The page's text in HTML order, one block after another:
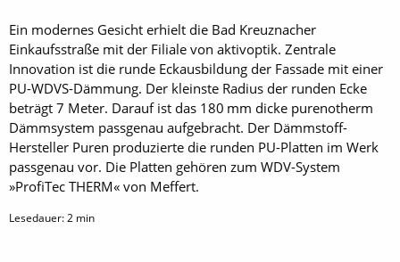
Ein modernes Gesicht erhielt die Bad Kreuznacher
Einkaufsstraße mit der Filiale von aktivoptik. Zentrale
Innovation ist die runde Eckausbildung der Fassade mit einer
PU-WDVS-Dämmung. Der kleinste Radius der runden Ecke
beträgt 7 Meter. Darauf ist das 180 mm dicke purenotherm
Dämmsystem passgenau aufgebracht. Der Dämmstoff-
Hersteller Puren produzierte die runden PU-Platten im Werk
passgenau vor. Die Platten gehören zum WDV-System
»ProfiTec THERM« von Meffert.
Lesedauer:2 min